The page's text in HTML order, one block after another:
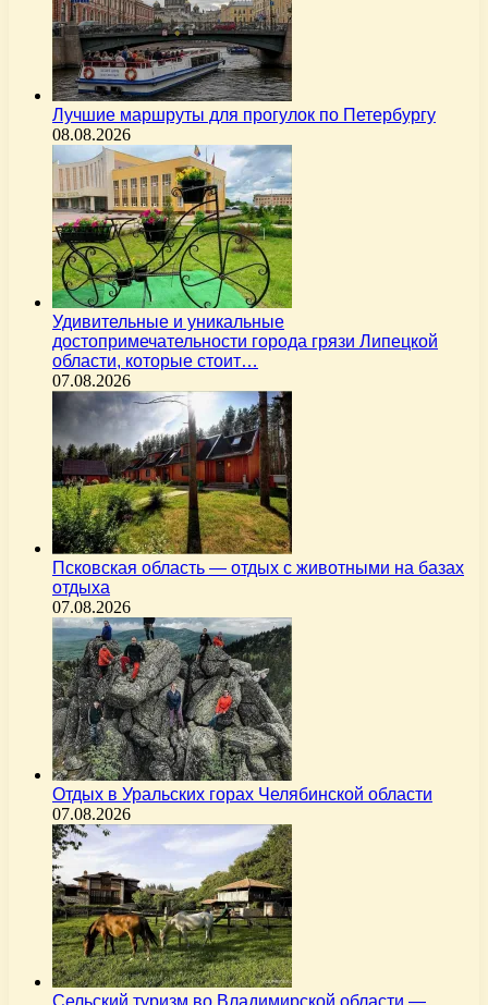
Лучшие маршруты для прогулок по Петербургу
08.08.2026
Удивительные и уникальные
достопримечательности города грязи Липецкой
области, которые стоит…
07.08.2026
Псковская область — отдых с животными на базах
отдыха
07.08.2026
Отдых в Уральских горах Челябинской области
07.08.2026
Сельский туризм во Владимирской области —